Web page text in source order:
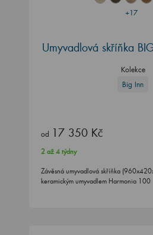
+17
Umyvadlová skříňka
Kolekce
Big Inn
od 17 350 Kč
2 až 4 týdny
Závěsná umyvadlová skříňka
keramickým umyvadlem Harmonia 100